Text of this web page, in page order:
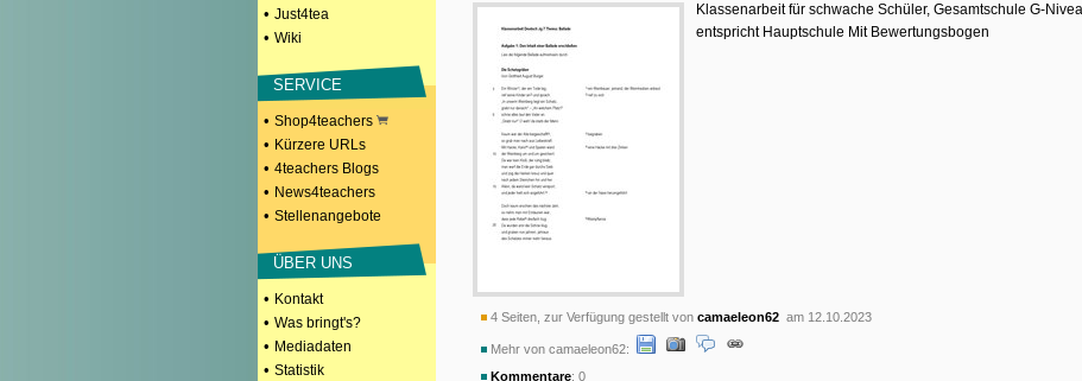
• Just4tea
• Wiki
SERVICE
• Shop4teachers
• Kürzere URLs
• 4teachers Blogs
• News4teachers
• Stellenangebote
ÜBER UNS
• Kontakt
• Was bringt's?
• Mediadaten
• Statistik
Klassenarbeit für schwache Schüler, Gesamtschule G-
entspricht Hauptschule Mit Bewertungsbogen
4 Seiten, zur Verfügung gestellt von camaeleon62 am 12.10.2023
Mehr von camaeleon62:
Kommentare: 0